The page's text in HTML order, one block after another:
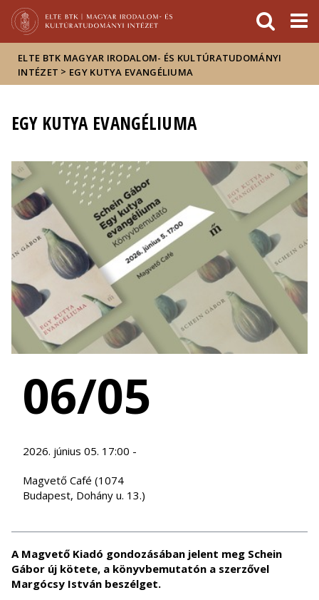
Hírek
Események
ELTE a
sajtóban
ELTE BTK MAGYAR IRODALOM- ÉS KULTÚRATUDOMÁNYI
INTÉZET > EGY KUTYA EVANGÉLIUMA
EGY KUTYA EVANGÉLIUMA
06/05
2026. június 05. 17:00 -
Magvető Café (1074
Budapest, Dohány u. 13.)
A Magvető Kiadó gondozásában jelent meg Schein
Gábor új kötete, a könyvbemutatón a szerzővel
Margócsy István beszélget.